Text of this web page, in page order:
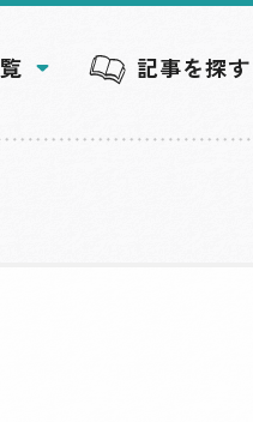
記事を探す